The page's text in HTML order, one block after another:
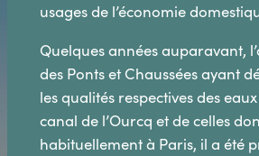
usages de l’économie
Quelques années auparavant,
des Ponts et Chaussées ayant
les qualités respectives des
canal de l’Ourcq et de celles
habituellement à Paris, il a été